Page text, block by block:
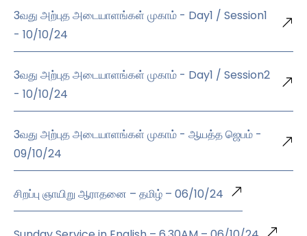
3வது அற்புத அடையாளங்கள் முகாம் - Day1 / Session1
- 10/10/24
3வது அற்புத அடையாளங்கள் முகாம் - Day1 / Session2
- 10/10/24
3வது அற்புத அடையாளங்கள் முகாம் - ஆயத்த ஜெபம் -
09/10/24
சிறப்பு ஞாயிறு ஆராதனை – தமிழ் – 06/10/24